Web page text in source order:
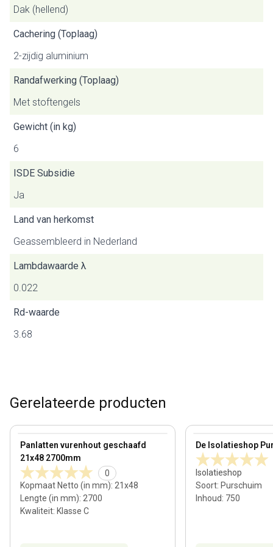
Dak (hellend)
Cachering (Toplaag)
2-zijdig aluminium
Randafwerking (Toplaag)
Met stoftengels
Gewicht (in kg)
6
ISDE Subsidie
Ja
Land van herkomst
Geassembleerd in Nederland
Lambdawaarde λ
0.022
Rd-waarde
3.68
Gerelateerde producten
Panlatten vurenhout geschaafd
21x48 2700mm
0
Kopmaat Netto (in mm): 21x48
Lengte (in mm): 2700
Kwaliteit: Klasse C
View product De Isolatieshop
Isolatieshop
Soort: Purschuim
Inhoud: 750
View product